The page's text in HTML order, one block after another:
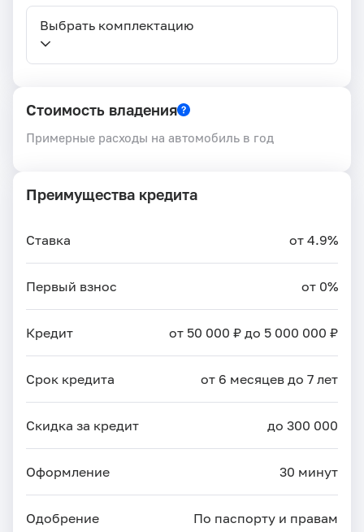
Выбрать комплектацию
Стоимость владения
Примерные расходы на автомобиль в год
Преимущества кредита
Ставка от 4.9%
Первый взнос от 0%
Кредит от 50 000 ₽ до 5 000 000 ₽
Срок кредита от 6 месяцев до 7 лет
Скидка за кредит до 300 000
Оформление 30 минут
Одобрение По паспорту и правам